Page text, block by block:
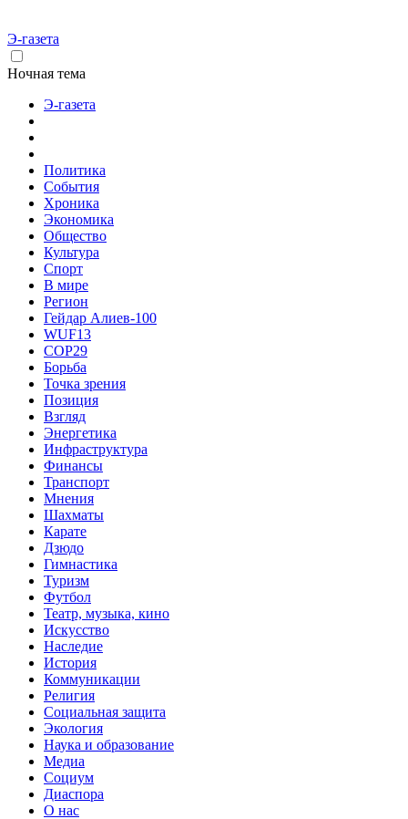
Э-газета
Ночная тема
Э-газета
Политика
События
Хроника
Экономика
Общество
Культура
Спорт
В мире
Регион
Гейдар Алиев-100
WUF13
COP29
Борьба
Точка зрения
Позиция
Взгляд
Энергетика
Инфраструктура
Финансы
Транспорт
Мнения
Шахматы
Карате
Дзюдо
Гимнастика
Туризм
Футбол
Театр, музыка, кино
Искусство
Наследие
История
Коммуникации
Религия
Социальная защита
Экология
Наука и образование
Медиа
Социум
Диаспора
О нас